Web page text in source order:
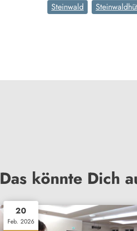
Steinwald
Das könnte Dich
20
Feb. 2026